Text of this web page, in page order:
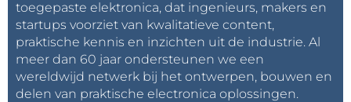
toegepaste elektronica, dat ingenieurs, makers en
startups voorziet van kwalitatieve content,
praktische kennis en inzichten uit de industrie. Al
meer dan 60 jaar ondersteunen we een
wereldwijd netwerk bij het ontwerpen, bouwen en
delen van praktische electronica oplossingen.